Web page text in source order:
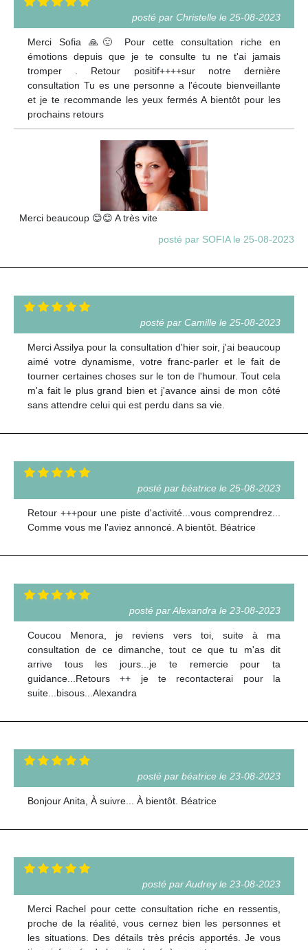
posté par Christelle le 25-08-2023
Merci Sofia 🙏🙂 Pour cette consultation riche en
émotions depuis que je te consulte tu ne t'ai jamais
tromper . Retour positif++++sur notre dernière
consultation Tu es une personne a l'écoute bienveillante
et je te recommande les yeux fermés A bientôt pour les
prochains retours
Merci beaucoup 😊😊 A très vite
posté par SOFIA le 25-08-2023
posté par Camille le 25-08-2023
Merci Assilya pour la consultation d'hier soir, j'ai beaucoup
aimé votre dynamisme, votre franc-parler et le fait de
tourner certaines choses sur le ton de l'humour. Tout cela
m'a fait le plus grand bien et j'avance ainsi de mon côté
sans attendre celui qui est perdu dans sa vie.
posté par béatrice le 25-08-2023
Retour +++pour une piste d'activité...vous comprendrez...
Comme vous me l'aviez annoncé. A bientôt. Béatrice
posté par Alexandra le 23-08-2023
Coucou Menora, je reviens vers toi, suite à ma
consultation de ce dimanche, tout ce que tu m'as dit
arrive tous les jours...je te remercie pour ta
guidance...Retours ++ je te recontacterai pour la
suite...bisous...Alexandra
posté par béatrice le 23-08-2023
Bonjour Anita, À suivre... À bientôt. Béatrice
posté par Audrey le 23-08-2023
Merci Rachel pour cette consultation riche en ressentis,
proche de la réalité, vous cernez bien les personnes et
les situations. Des détails très précis apportés. Je vous